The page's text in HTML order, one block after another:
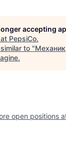
accepting
PepsiCo.
to "
.
open positions